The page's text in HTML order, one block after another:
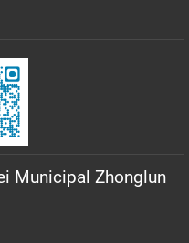
Municipal Zhonglun